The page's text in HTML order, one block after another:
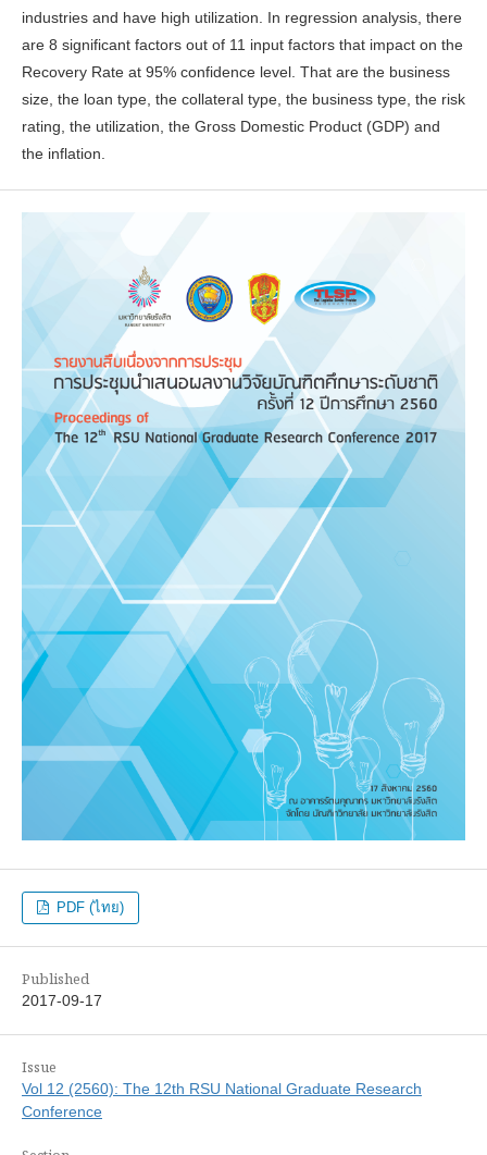
industries and have high utilization. In regression analysis, there
are 8 significant factors out of 11 input factors that impact on the
Recovery Rate at 95% confidence level. That are the business
size, the loan type, the collateral type, the business type, the risk
rating, the utilization, the Gross Domestic Product (GDP) and
the inflation.
PDF (ไทย)
Published
2017-09-17
Issue
Vol 12 (2560): The 12th RSU National Graduate Research
Conference